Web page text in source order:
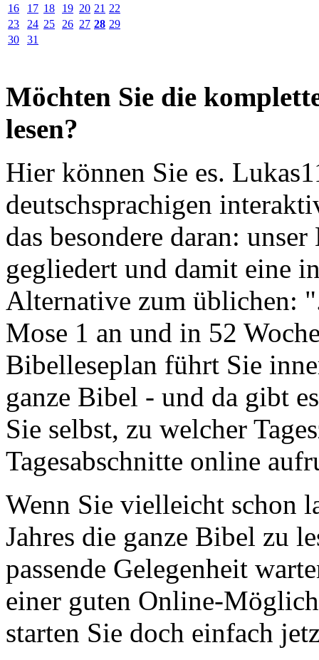
16
17 18 19 20 21 22
23
24 25 26 27 28 29
30
31
Möchten Sie die
lesen?
Hier können Sie es.
deutschsprachigen
das besondere daran:
gegliedert und damit eine
Alternative zum üblichen:
Mose 1 an und in 52
Bibelleseplan führt Sie
ganze Bibel - und da gibt
Sie selbst, zu welcher
Tagesabschnitte online
Wenn Sie vielleicht schon
Jahres die ganze Bibel zu
passende Gelegenheit
einer guten Online-
starten Sie doch einfach